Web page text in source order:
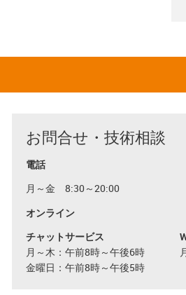
お問合せ・技術相談
電話
月～金 8:30～20:00
オンライン
チャットサービス
月～木：午前8時～午後6時
金曜日：午前8時～午後5時